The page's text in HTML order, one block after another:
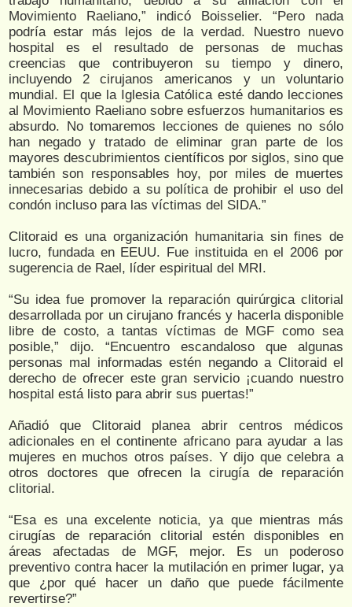
Movimiento Raeliano,” indicó Boisselier. “Pero nada
podría estar más lejos de la verdad. Nuestro nuevo
hospital es el resultado de personas de muchas
creencias que contribuyeron su tiempo y dinero,
incluyendo 2 cirujanos americanos y un voluntario
mundial. El que la Iglesia Católica esté dando lecciones
al Movimiento Raeliano sobre esfuerzos humanitarios es
absurdo. No tomaremos lecciones de quienes no sólo
han negado y tratado de eliminar gran parte de los
mayores descubrimientos científicos por siglos, sino que
también son responsables hoy, por miles de muertes
innecesarias debido a su política de prohibir el uso del
condón incluso para las víctimas del SIDA.”
Clitoraid es una organización humanitaria sin fines de
lucro, fundada en EEUU. Fue instituida en el 2006 por
sugerencia de Rael, líder espiritual del MRI.
“Su idea fue promover la reparación quirúrgica clitorial
desarrollada por un cirujano francés y hacerla disponible
libre de costo, a tantas víctimas de MGF como sea
posible,” dijo. “Encuentro escandaloso que algunas
personas mal informadas estén negando a Clitoraid el
derecho de ofrecer este gran servicio ¡cuando nuestro
hospital está listo para abrir sus puertas!”
Añadió que Clitoraid planea abrir centros médicos
adicionales en el continente africano para ayudar a las
mujeres en muchos otros países. Y dijo que celebra a
otros doctores que ofrecen la cirugía de reparación
clitorial.
“Esa es una excelente noticia, ya que mientras más
cirugías de reparación clitorial estén disponibles en
áreas afectadas de MGF, mejor. Es un poderoso
preventivo contra hacer la mutilación en primer lugar, ya
que ¿por qué hacer un daño que puede fácilmente
revertirse?”